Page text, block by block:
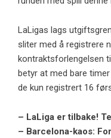
LaLigas lags
sliter med å registrere
kontraktsforlengelsen
betyr at med bare
de kun registrert 16
– LaLiga er tilbake!
– Barcelona-kaos: